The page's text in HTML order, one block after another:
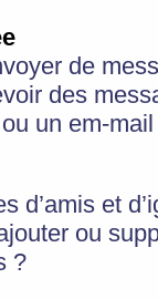
de
des
un em-
d’amis et
ou
?